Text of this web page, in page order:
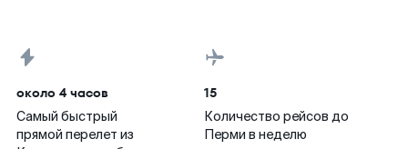
около 4 часов
Самый быстрый
прямой перелет из
15
Количество рейсов до
Перми в неделю